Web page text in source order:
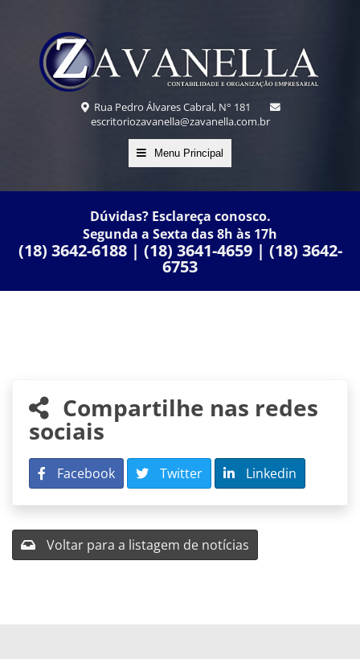
Rua Pedro Álvares Cabral, N° 181
escritoriozavanella@zavanella.com.br
Menu Principal
Dúvidas? Esclareça conosco.
Segunda a Sexta das 8h às 17h
(18) 3642-6188 | (18) 3641-4659 | (18) 3642-
6753
Compartilhe nas redes
sociais
Facebook Twitter Linkedin
Voltar para a listagem de notícias